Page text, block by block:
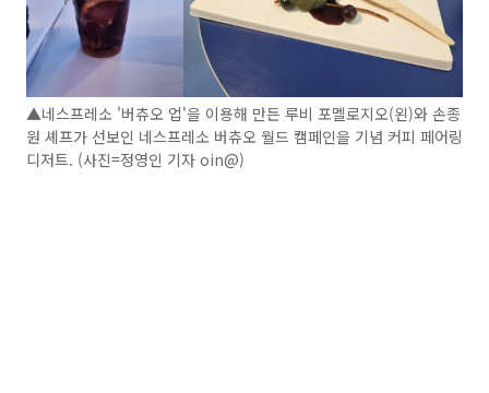
▲네스프레소 '버츄오 업'을 이용해 만든 루비 포멜로지오(왼)와 손종
원 셰프가 선보인 네스프레소 버츄오 월드 캠페인을 기념 커피 페어링
디저트. (사진=정영인 기자 oin@)